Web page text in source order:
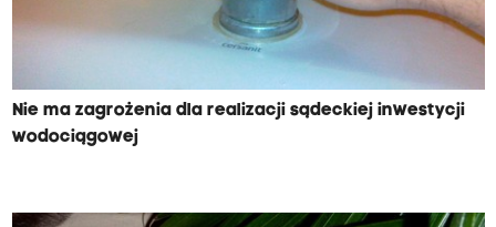
Nie ma zagrożenia dla realizacji sądeckiej inwestycji
wodociągowej